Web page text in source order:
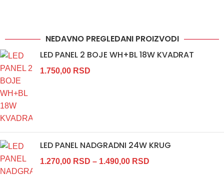
NEDAVNO PREGLEDANI PROIZVODI
LED PANEL 2 BOJE WH+BL 18W KVADRAT
1.750,00 RSD
LED PANEL NADGRADNI 24W KRUG
1.270,00 RSD – 1.490,00 RSD